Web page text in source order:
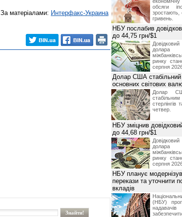
За матеріалами: Интерфакс-Украина
обсяги
гривень.
НБУ послабив
до 44,75 грн/$1
ринку
серпня
Долар США
основних світових
Долар
четвер.
НБУ зміцнив
до 44,68 грн/$1
ринку
серпня
НБУ планує
перекази та уточнити
вкладів
(НБУ)
надавачів